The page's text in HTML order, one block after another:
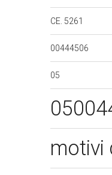
CE. 5261
00444506
05
motivi